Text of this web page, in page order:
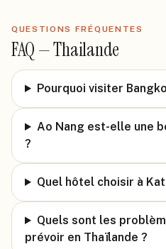
QUESTIONS FRÉQUENTES
FAQ —Thailande
Pourquoi visiter
Ao Nang est-elle une
?
Quel hôtel choisir à
Quels sont les
prévoir en Thaïlande ?